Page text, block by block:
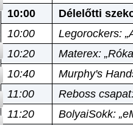
10:00
Délelőtti
10:00
Legorockers:
10:20
Materex:
10:40
Murphy's
11:00
Reboss
11:20
BolyaiSokk: